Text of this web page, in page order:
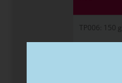
TP006: 150 g